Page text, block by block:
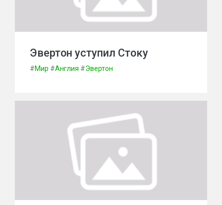
Эвертон уступил Стоку
#Мир #Англия #Эвертон